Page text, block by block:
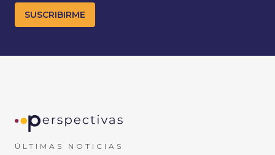
ÚLTIMAS NOTICIAS